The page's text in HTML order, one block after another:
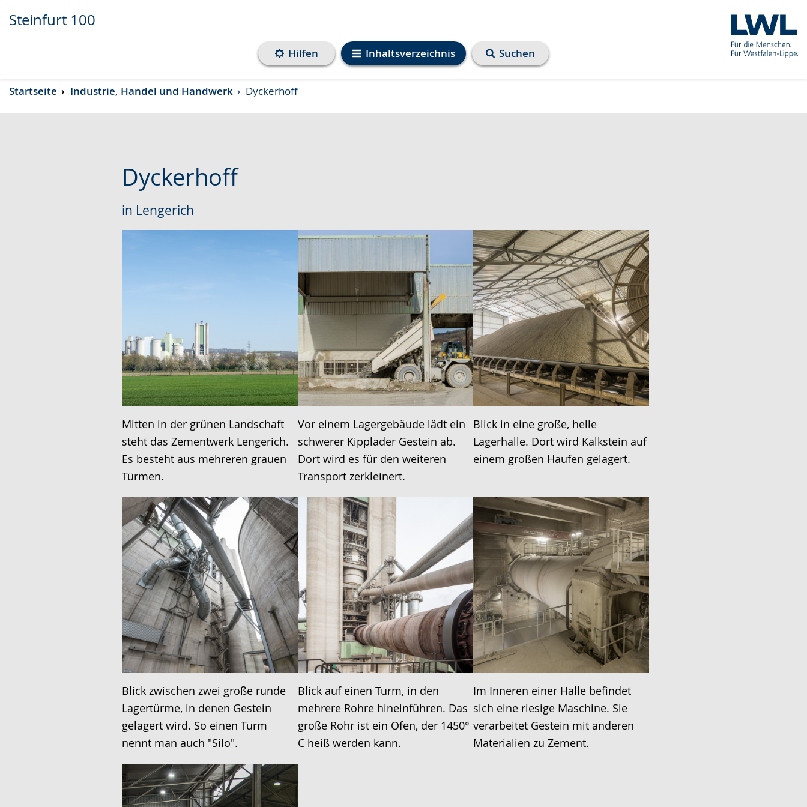
Transkript anzeigen
Abspielen
Pausieren
Steinfurt 100
Inhaltsverzeichnis
Hilfen Suchen
Startseite Industrie, Handel und Handwerk Dyckerhoff
Dyckerhoff
in Lengerich
Mitten in der grünen Landschaft
steht das Zementwerk Lengerich.
Es besteht aus mehreren grauen
Türmen.
Vor einem Lagergebäude lädt ein
schwerer Kipplader Gestein ab.
Dort wird es für den weiteren
Transport zerkleinert.
Blick in eine große, helle
Lagerhalle. Dort wird Kalkstein auf
einem großen Haufen gelagert.
Blick zwischen zwei große runde
Lagertürme, in denen Gestein
gelagert wird. So einen Turm
nennt man auch "Silo".
Blick auf einen Turm, in den
mehrere Rohre hineinführen. Das
große Rohr ist ein Ofen, der 1450°
C heiß werden kann.
Im Inneren einer Halle befindet
sich eine riesige Maschine. Sie
verarbeitet Gestein mit anderen
Materialien zu Zement.